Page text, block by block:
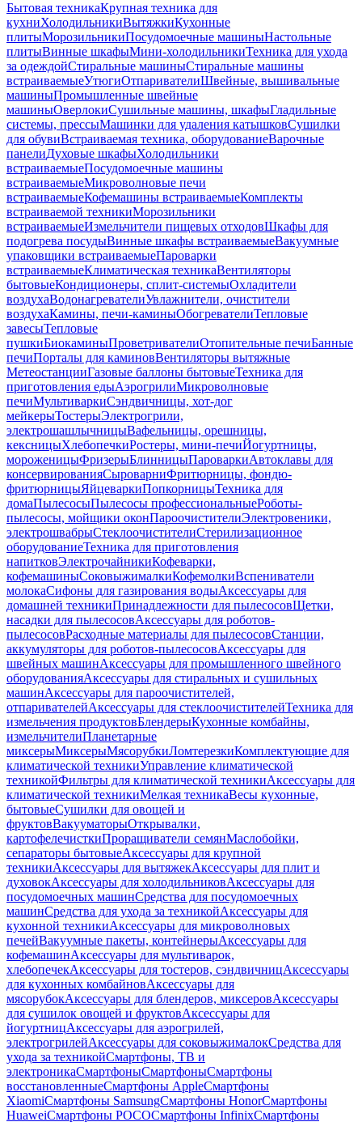
Бытовая техникаКрупная техника для
кухниХолодильникиВытяжкиКухонные
плитыМорозильникиПосудомоечные машиныНастольные
плитыВинные шкафыМини-холодильникиТехника для ухода
за одеждойСтиральные машиныСтиральные машины
встраиваемыеУтюгиОтпаривателиШвейные, вышивальные
машиныПромышленные швейные
машиныОверлокиСушильные машины, шкафыГладильные
системы, прессыМашинки для удаления катышковСушилки
для обувиВстраиваемая техника, оборудованиеВарочные
панелиДуховые шкафыХолодильники
встраиваемыеПосудомоечные машины
встраиваемыеМикроволновые печи
встраиваемыеКофемашины встраиваемыеКомплекты
встраиваемой техникиМорозильники
встраиваемыеИзмельчители пищевых отходовШкафы для
подогрева посудыВинные шкафы встраиваемыеВакуумные
упаковщики встраиваемыеПароварки
встраиваемыеКлиматическая техникаВентиляторы
бытовыеКондиционеры, сплит-системыОхладители
воздухаВодонагревателиУвлажнители, очистители
воздухаКамины, печи-каминыОбогревателиТепловые
завесыТепловые
пушкиБиокаминыПроветривателиОтопительные печиБанные
печиПорталы для каминовВентиляторы вытяжные
МетеостанцииГазовые баллоны бытовыеТехника для
приготовления едыАэрогрилиМикроволновые
печиМультиваркиСэндвичницы, хот-дог
мейкерыТостерыЭлектрогрили,
электрошашлычницыВафельницы, орешницы,
кексницыХлебопечкиРостеры, мини-печиЙогуртницы,
мороженицыФризерыБлинницыПароваркиАвтоклавы для
консервированияСыроварниФритюрницы, фондю-
фритюрницыЯйцеваркиПопкорницыТехника для
домаПылесосыПылесосы профессиональныеРоботы-
пылесосы, мойщики оконПароочистителиЭлектровеники,
электрошвабрыСтеклоочистителиСтерилизационное
оборудованиеТехника для приготовления
напитковЭлектрочайникиКофеварки,
кофемашиныСоковыжималкиКофемолкиВспениватели
молокаСифоны для газирования водыАксессуары для
домашней техникиПринадлежности для пылесосовЩетки,
насадки для пылесосовАксессуары для роботов-
пылесосовРасходные материалы для пылесосовСтанции,
аккумуляторы для роботов-пылесосовАксессуары для
швейных машинАксессуары для промышленного швейного
оборудованияАксессуары для стиральных и сушильных
машинАксессуары для пароочистителей,
отпаривателейАксессуары для стеклоочистителейТехника для
измельчения продуктовБлендерыКухонные комбайны,
измельчителиПланетарные
миксерыМиксерыМясорубкиЛомтерезкиКомплектующие для
климатической техникиУправление климатической
техникойФильтры для климатической техникиАксессуары для
климатической техникиМелкая техникаВесы кухонные,
бытовыеСушилки для овощей и
фруктовВакууматорыОткрывалки,
картофелечисткиПроращиватели семянМаслобойки,
сепараторы бытовыеАксессуары для крупной
техникиАксессуары для вытяжекАксессуары для плит и
духовокАксессуары для холодильниковАксессуары для
посудомоечных машинСредства для посудомоечных
машинСредства для ухода за техникойАксессуары для
кухонной техникиАксессуары для микроволновых
печейВакуумные пакеты, контейнерыАксессуары для
кофемашинАксессуары для мультиварок,
хлебопечекАксессуары для тостеров, сэндвичницАксессуары
для кухонных комбайновАксессуары для
мясорубокАксессуары для блендеров, миксеровАксессуары
для сушилок овощей и фруктовАксессуары для
йогуртницАксессуары для аэрогрилей,
электрогрилейАксессуары для соковыжималокСредства для
ухода за техникойСмартфоны, ТВ и
электроникаСмартфоныСмартфоныСмартфоны
восстановленныеСмартфоны AppleСмартфоны
XiaomiСмартфоны SamsungСмартфоны HonorСмартфоны
HuaweiСмартфоны POCOСмартфоны InfinixСмартфоны